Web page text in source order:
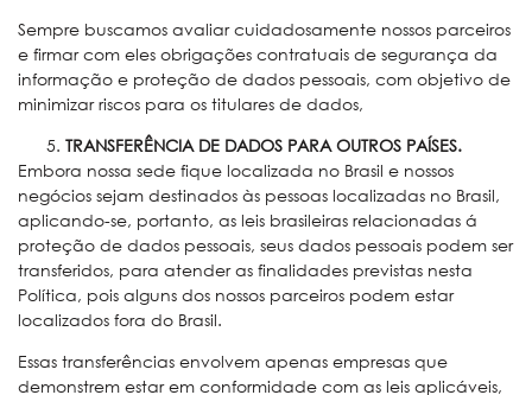
Sempre buscamos avaliar cuidadosamente nossos parceiros
e firmar com eles obrigações contratuais de segurança da
informação e proteção de dados pessoais, com objetivo de
minimizar riscos para os titulares de dados,
TRANSFERÊNCIA DE DADOS PARA OUTROS PAÍSES.
Embora nossa sede fique localizada no Brasil e nossos
negócios sejam destinados às pessoas localizadas no Brasil,
aplicando-se, portanto, as leis brasileiras relacionadas á
proteção de dados pessoais, seus dados pessoais podem ser
transferidos, para atender as finalidades previstas nesta
Política, pois alguns dos nossos parceiros podem estar
localizados fora do Brasil.
Essas transferências envolvem apenas empresas que
demonstrem estar em conformidade com as leis aplicáveis,